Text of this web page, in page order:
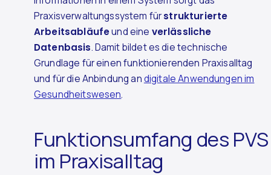
Praxisverwaltungssystem fürstrukturierte
Arbeitsabläufeund eine verlässliche
Datenbasis. Damit bildet es die technische
Grundlage für einen funktionierenden Praxisalltag
und für die Anbindung andigitale Anwendungen im
Gesundheitswesen.
Funktionsumfang des PVS
im Praxisalltag